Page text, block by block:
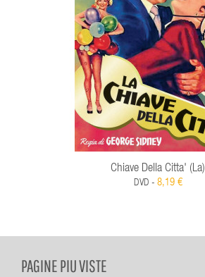
Chiave Della Citta' (La)
DVD - 8,19 €
PAGINE PIU VISTE